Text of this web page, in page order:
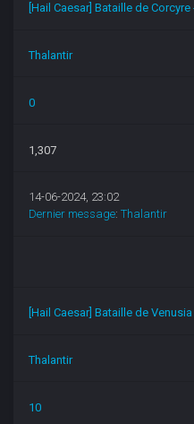
[Hail Caesar] Bataille de
Thalantir
0
1,307
14-06-2024, 23:02
Dernier message:Thalantir
[Hail Caesar] Bataille de
Thalantir
10